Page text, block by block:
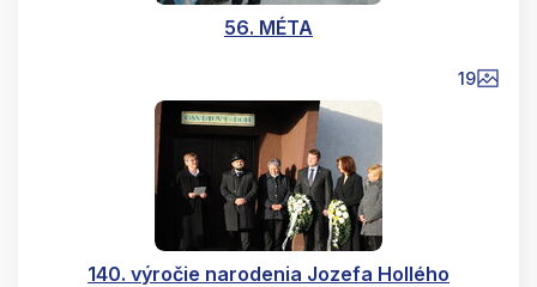
56. MÉTA
19
140. výročie narodenia Jozefa Hollého